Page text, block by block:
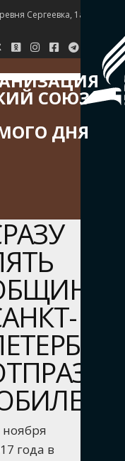
Сергеевка, 1а
ноября
года в